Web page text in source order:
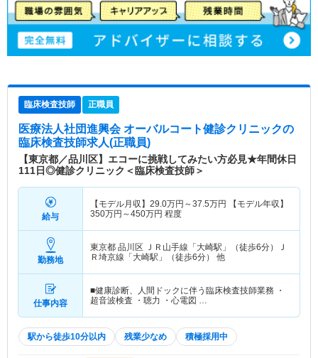
臨床検査技師 正職員
医療法人社団進興会 オーバルコート健診クリニックの
臨床検査技師求人(正職員)
【東京都／品川区】エコーに挑戦してみたい方必見★年間休日
111日◎健診クリニック＜臨床検査技師＞
給与
【モデル月収】 29.0万円～37.5万円
【モデル年収】
350万円～450万円 程度
勤務地
東京都 品川区 ＪＲ山手線「大崎駅」（徒歩6分）Ｊ
Ｒ埼京線「大崎駅」（徒歩6分） 他
仕事内容
■健康診断、人間ドックに伴う臨床検査技師業務 ・
超音波検査 ・聴力 ・心電図 …
駅から徒歩10分以内 残業少なめ 積極採用中